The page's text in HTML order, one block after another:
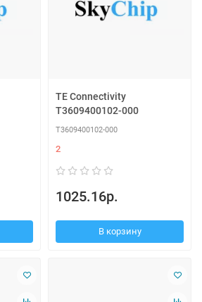
TE Connectivity
T3609400102-000
T3609400102-000
2
1025.16р.
В корзину